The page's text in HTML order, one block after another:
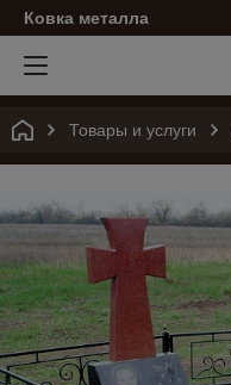
Ковка металла
Товары и услуги